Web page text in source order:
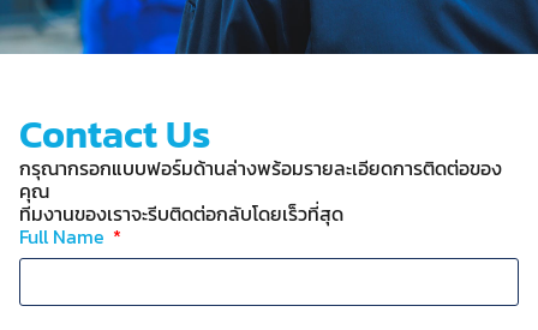
Contact Us
กรุณากรอกแบบฟอร์มด้านล่างพร้อมรายละเอียดการติดต่อของ
คุณ
ทีมงานของเราจะรีบติดต่อกลับโดยเร็วที่สุด
Full Name